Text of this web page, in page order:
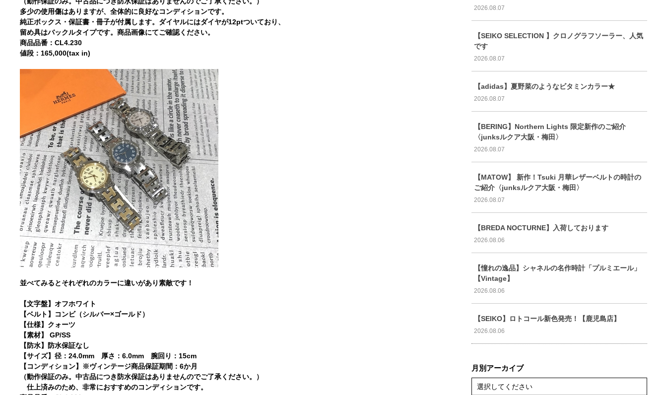
多少の使用傷はありますが、全体的に良好なコンディションです。
純正ボックス・保証書・冊子が付属します。ダイヤルにはダイヤが12ptついており、
留め具はバックルタイプです。商品画像にてご確認ください。
商品品番：CL4.230
値段：165,000(tax in)
並べてみるとそれぞれのカラーに違いがあり素敵です！
【文字盤】オフホワイト
【ベルト】コンビ（シルバー×ゴールド）
【仕様】クォーツ
【素材】 GP/SS
【防水】防水保証なし
【サイズ】径：24.0mm 厚さ：6.0mm 腕回り：15cm
【コンディション】※ヴィンテージ商品保証期間：6か月
（動作保証のみ。中古品につき防水保証はありませんのでご了承ください。）
仕上済みのため、非常におすすめのコンディションです。
2026.08.07
【SEIKO SELECTION 】クロノグラフソーラー、人気
です
2026.08.07
【adidas】夏野菜のようなビタミンカラー★
2026.08.07
【BERING】Northern Lights 限定新作のご紹介
〈junksルクア大阪・梅田〉
2026.08.07
【MATOW】 新作！Tsuki 月華レザーベルトの時計の
ご紹介〈junksルクア大阪・梅田〉
2026.08.07
【BREDA NOCTURNE】入荷しております
2026.08.06
【憧れの逸品】シャネルの名作時計「プルミエール」
【Vintage】
2026.08.06
【SEIKO】ロトコール新色発売！【鹿児島店】
2026.08.06
月別アーカイブ
選択してください